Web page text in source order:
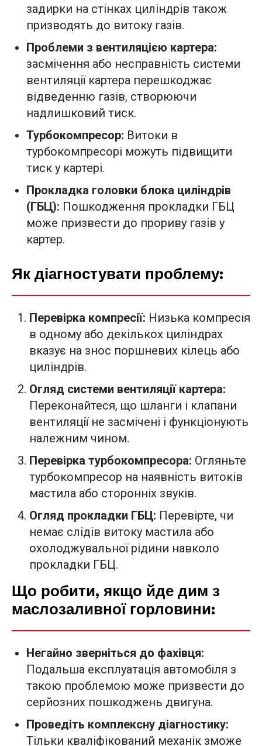
задирки на стінках циліндрів також
призводять до витоку газів.
Проблеми з вентиляцією картера:
засмічення або несправність системи
вентиляції картера перешкоджає
відведенню газів, створюючи
надлишковий тиск.
Турбокомпресор: Витоки в
турбокомпресорі можуть підвищити
тиск у картері.
Прокладка головки блока циліндрів
(ГБЦ): Пошкодження прокладки ГБЦ
може призвести до прориву газів у
картер.
Як діагностувати проблему:
Перевірка компресії: Низька компресія
в одному або декількох циліндрах
вказує на знос поршневих кілець або
циліндрів.
Огляд системи вентиляції картера:
Переконайтеся, що шланги і клапани
вентиляції не засмічені і функціонують
належним чином.
Перевірка турбокомпресора: Огляньте
турбокомпресор на наявність витоків
мастила або сторонніх звуків.
Огляд прокладки ГБЦ: Перевірте, чи
немає слідів витоку мастила або
охолоджувальної рідини навколо
прокладки ГБЦ.
Що робити, якщо йде дим з
маслозаливної горловини:
Негайно зверніться до фахівця:
Подальша експлуатація автомобіля з
такою проблемою може призвести до
серйозних пошкоджень двигуна.
Проведіть комплексну діагностику:
Тільки кваліфікований механік зможе